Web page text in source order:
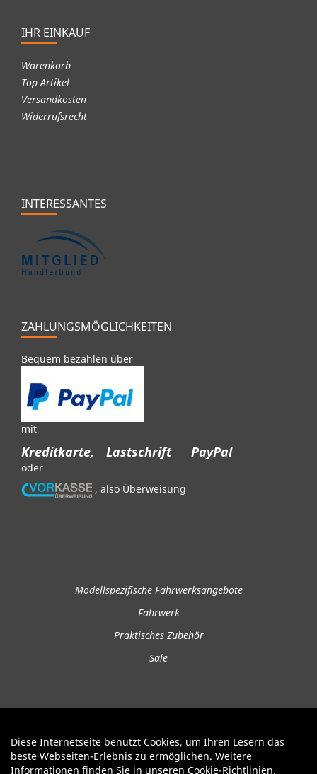
IHR EINKAUF
Warenkorb
Top Artikel
Versandkosten
Widerrufsrecht
INTERESSANTES
ZAHLUNGSMÖGLICHKEITEN
Bequem bezahlen über
mit
Kreditkarte, Lastschrift PayPal
oder
, also Überweisung
Modellspezifische Fahrwerksangebote
Fahrwerk
Praktisches Zubehör
Sale
Diese Internetseite benutzt Cookies, um Ihren Lesern das
beste Webseiten-Erlebnis zu ermöglichen. Weitere
Informationen finden Sie in unseren Cookie-Richtlinien.
Auftrag widerrufen